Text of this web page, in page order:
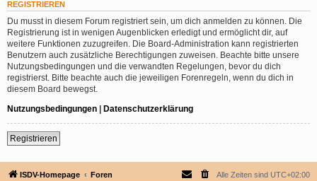
REGISTRIEREN
Du musst in diesem Forum registriert sein, um dich anmelden zu können. Die
Registrierung ist in wenigen Augenblicken erledigt und ermöglicht dir, auf
weitere Funktionen zuzugreifen. Die Board-Administration kann registrierten
Benutzern auch zusätzliche Berechtigungen zuweisen. Beachte bitte unsere
Nutzungsbedingungen und die verwandten Regelungen, bevor du dich
registrierst. Bitte beachte auch die jeweiligen Forenregeln, wenn du dich in
diesem Board bewegst.
Nutzungsbedingungen | Datenschutzerklärung
Registrieren
ISDV-Homepage Foren Alle Zeiten sind UTC+02:00